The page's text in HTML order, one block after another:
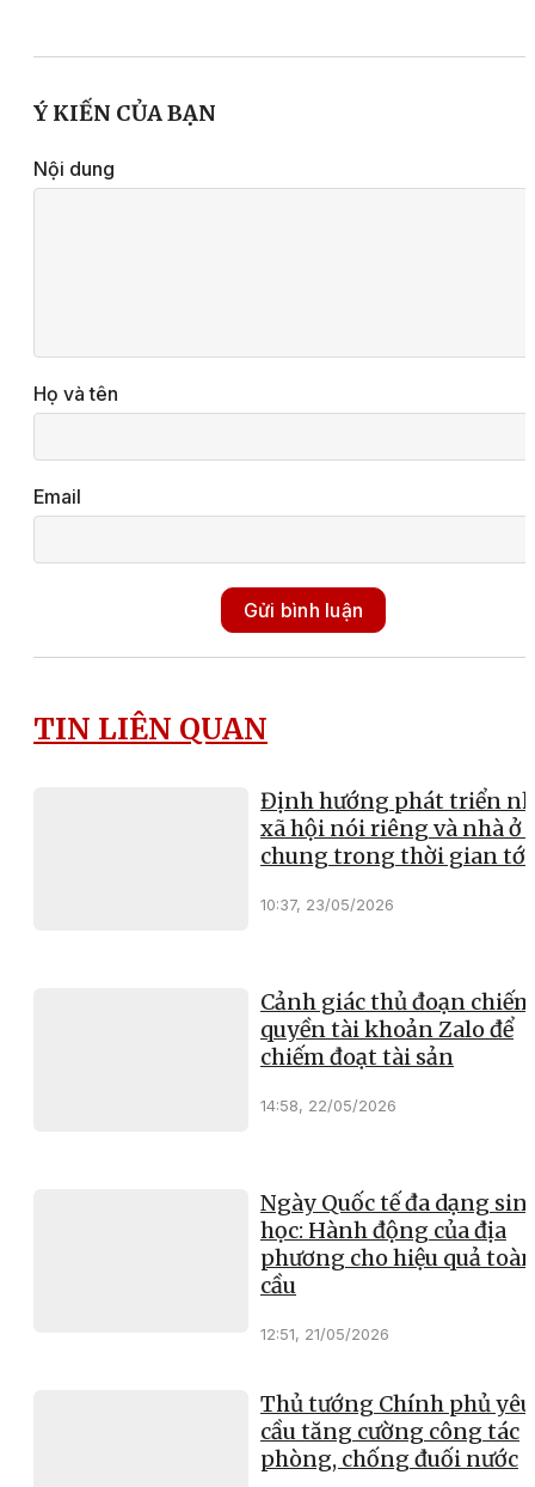
Ý KIẾN CỦA BẠN
Nội dung
Họ và tên
Email
Gửi bình luận
TIN LIÊN QUAN
Định hướng phát triển
xã hội nói riêng và nhà ở
chung trong thời gian tới
10:37, 23/05/2026
Cảnh giác thủ đoạn chiếm
quyền tài khoản Zalo để
chiếm đoạt tài sản
14:58, 22/05/2026
Ngày Quốc tế đa dạng
học: Hành động của địa
phương cho hiệu quả toàn
cầu
12:51, 21/05/2026
Thủ tướng Chính phủ yêu
cầu tăng cường công tác
phòng, chống đuối nước